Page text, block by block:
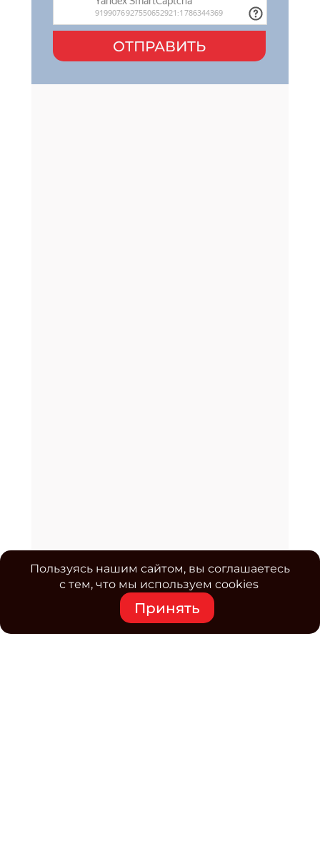
ОТПРАВИТЬ
Пользуясь нашим сайтом, вы соглашаетесь
с тем, что мы используем cookies
Принять